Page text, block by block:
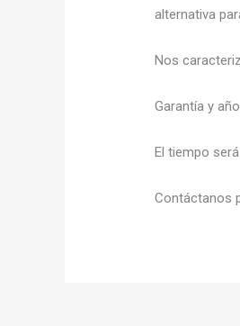
alternativa
Nos
Garantía y
El tiempo
Contáctanos